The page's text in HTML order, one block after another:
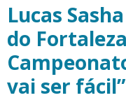
Lucas
do
vai ser fácil”